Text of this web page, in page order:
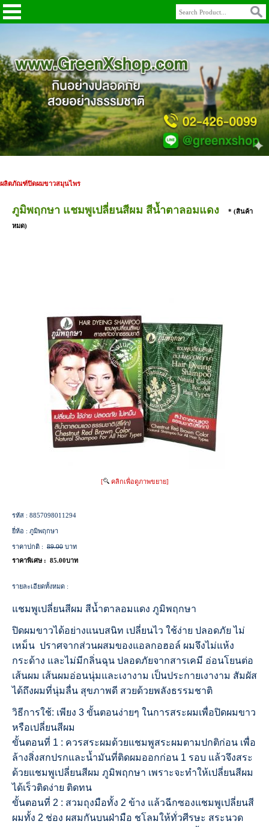
ผลิตภัณฑ์ปิดผมขาวสมุนไพร
ภูมิพฤกษา แชมพูเปลี่ยนสีผม สีน้ำตาลอมแดง
* (สินค้า
หมด)
[ คลิกเพื่อดูภาพขยาย]
รหัส : 8857098011294
ยี่ห้อ : ภูมิพฤกษา
ราคาปกติ : 89.00 บาท
ราคาพิเศษ : 85.00บาท
รายละเอียดทั้งหมด :
แชมพูเปลี่ยนสีผม สีน้ำตาลอมแดง ภูมิพฤกษา
ปิดผมขาวได้อย่างแนบสนิท เปลี่ยนไว ใช้ง่าย ปลอดภัย ไม่
เหม็น ปราศจากส่วนผสมของแอลกอฮอล์ ผมจึงไม่แห้ง
กระด้าง และไม่มีกลิ่นฉุน ปลอดภัยจากสารเคมี อ่อนโยนต่อ
เส้นผม เส้นผมอ่อนนุ่มและเงางาม เป็นประกายเงางาม สัมผัส
ได้ถึงผมที่นุ่มลื่น สุขภาพดี สวยด้วยพลังธรรมชาติ
วิธีการใช้: เพียง 3 ขั้นตอนง่ายๆ ในการสระผมเพื่อปิดผมขาว
หรือเปลี่ยนสีผม
ขั้นตอนที่ 1 : ควรสระผมด้วยแชมพูสระผมตามปกติก่อน เพื่อ
ล้างสิ่งสกปรกและน้ำมันที่ติดผมออกก่อน 1 รอบ แล้วจึงสระ
ด้วยแชมพูเปลี่ยนสีผม ภูมิพฤกษา เพราะจะทำให้เปลี่ยนสีผม
ได้เร็วติดง่าย ติดทน
ขั้นตอนที่ 2 : สวมถุงมือทั้ง 2 ข้าง แล้วฉีกซองแชมพูเปลี่ยนสี
ผมทั้ง 2 ช่อง ผสมกันบนฝ่ามือ ชโลมให้ทั่วศีรษะ สระนวด